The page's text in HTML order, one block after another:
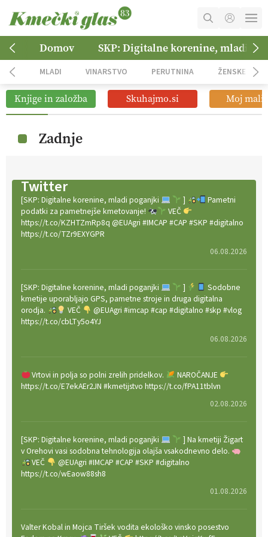
MOJ RAČUN
NAROČITE SE
OGLASNO TRŽENJE
Domov SKP: Digitalne korenine, mladi
MLADI VINARSTVO PERUTNINA ŽENSKE
Knjige in založba Skuhajmo.si Moj mali
Zadnje
Twitter
[SKP: Digitalne korenine, mladi poganjki ]
Pametni
podatki za pametnejše kmetovanje!
VEČ
https://t.co/KZHTZmRp8q @EUAgri #IMCAP #CAP #SKP #digitalno
https://t.co/TZr9EXYGPR
06.08.2026
[SKP: Digitalne korenine, mladi poganjki ]
Sodobne
kmetije uporabljajo GPS, pametne stroje in druga digitalna
orodja.
VEČ
@EUAgri #imcap #cap #digitalno #skp #vlog
https://t.co/cbLTy5o4YJ
06.08.2026
Vrtovi in polja so polni zrelih pridelkov.
NAROČANJE
https://t.co/E7ekAEr2JN #kmetijstvo https://t.co/fPA11tblvn
02.08.2026
[SKP: Digitalne korenine, mladi poganjki
] Na kmetiji Žigart
v Orehovi vasi sodobna tehnologija olajša vsakodnevno delo.
VEČ
@EUAgri #IMCAP #CAP #SKP #digitalno
https://t.co/wEaow88sh8
01.08.2026
Valter Kobal in Mojca Tiršek vodita ekološko vinsko posestvo